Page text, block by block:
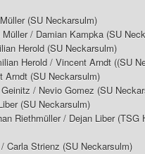
(SU Neckarsulm)
/ Damian Kampka (SU
Herold (SU Neckarsulm)
Herold / Vincent Arndt ((SU
Arndt (SU Neckarsulm)
/ Nevio Gomez (SU
(SU Neckarsulm)
Riethmüller / Dejan Liber (TSG
Carla Strienz (SU Neckarsulm)